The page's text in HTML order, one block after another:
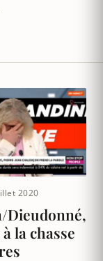
2020
Dieudonné,
la chasse